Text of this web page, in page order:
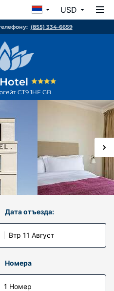
USD
(855) 334-6659
CT9 1HF GB
Дата отъезда:
Втр 11 Август
Номера
1 Номер